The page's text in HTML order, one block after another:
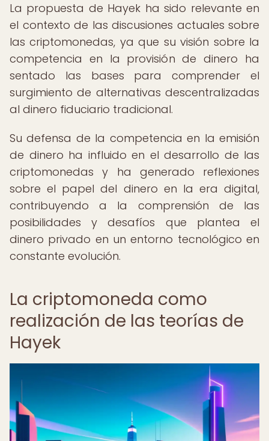
La propuesta de Hayek ha sido relevante en
el contexto de las discusiones actuales sobre
las criptomonedas, ya que su visión sobre la
competencia en la provisión de dinero ha
sentado las bases para comprender el
surgimiento de alternativas descentralizadas
al dinero fiduciario tradicional.
Su defensa de la competencia en la emisión
de dinero ha influido en el desarrollo de las
criptomonedas y ha generado reflexiones
sobre el papel del dinero en la era digital,
contribuyendo a la comprensión de las
posibilidades y desafíos que plantea el
dinero privado en un entorno tecnológico en
constante evolución.
La criptomoneda como
realización de las teorías de
Hayek